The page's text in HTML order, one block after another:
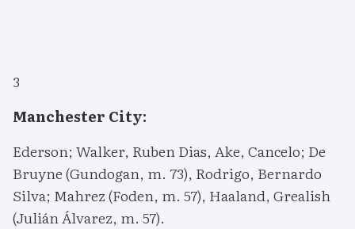
3
Manchester City:
Ederson; Walker, Ruben Dias, Ake, Cancelo; De
Bruyne (Gundogan, m. 73), Rodrigo, Bernardo
Silva; Mahrez (Foden, m. 57), Haaland, Grealish
(Julián Álvarez, m. 57).